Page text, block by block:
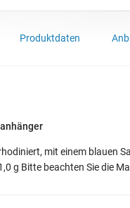
Produktdaten
mit einem blauen
g Bitte beachten Sie die